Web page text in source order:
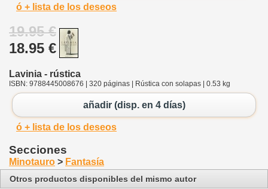
ó + lista de los deseos
19.95 €
18.95 €
Lavinia - rústica
ISBN: 9788445008676 | 320 páginas | Rústica con solapas | 0.53 kg
añadir (disp. en 4 días)
ó + lista de los deseos
Secciones
Minotauro > Fantasía
Otros productos disponibles del mismo autor